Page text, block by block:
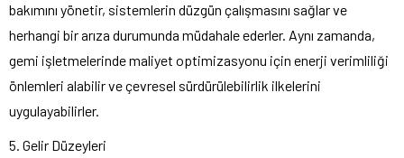
bakımını yönetir, sistemlerin düzgün çalışmasını sağlar ve
herhangi bir arıza durumunda müdahale ederler. Aynı zamanda,
gemi işletmelerinde maliyet optimizasyonu için enerji verimliliği
önlemleri alabilir ve çevresel sürdürülebilirlik ilkelerini
uygulayabilirler.
5. Gelir Düzeyleri